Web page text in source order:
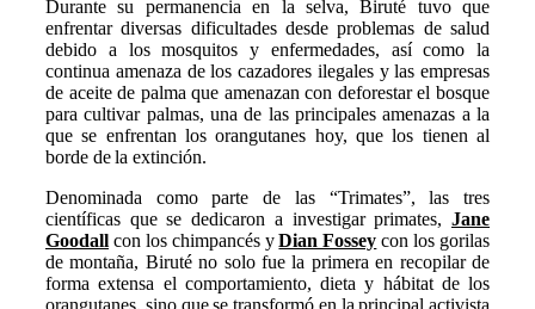
Durante su permanencia en la selva, Biruté tuvo que
enfrentar diversas dificultades desde problemas de salud
debido a los mosquitos y enfermedades, así como la
continua amenaza de los cazadores ilegales y las empresas
de aceite de palma que amenazan con deforestar el bosque
para cultivar palmas, una de las principales amenazas a la
que se enfrentan los orangutanes hoy, que los tienen al
borde de la extinción.
Denominada como parte de las “Trimates”, las tres
científicas que se dedicaron a investigar primates, Jane
Goodall con los chimpancés yDian Fossey con los gorilas
de montaña, Biruté no solo fue la primera en recopilar de
forma extensa el comportamiento, dieta y hábitat de los
orangutanes, sino que se transformó en la principal activista